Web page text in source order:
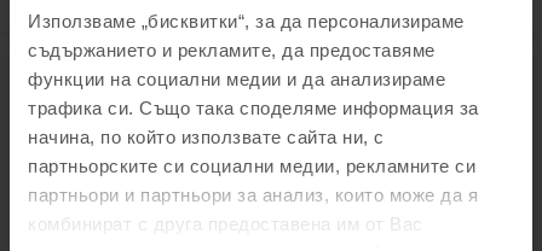
Използваме „бисквитки“, за да персонализираме
съдържанието и рекламите, да предоставяме
функции на социални медии и да анализираме
трафика си. Също така споделяме информация за
начина, по който използвате сайта ни, с
партньорските си социални медии, рекламните си
партньори и партньори за анализ, които може да я
комбинират с друга предоставена им от Вас
Описание
Мобилен телефон Huawei P50 Pro Dual Sim, Golden Black, 256 GB,
Като нов
Виж повече
Информация за съответствие на продукта